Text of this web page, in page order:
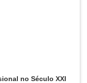
no Século XXI